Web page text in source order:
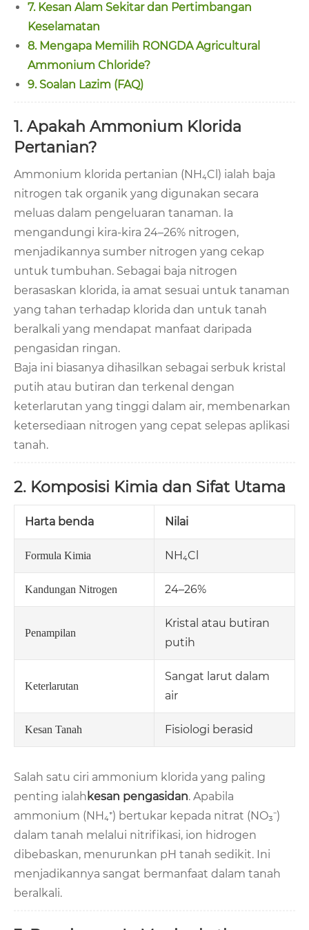
7. Kesan Alam Sekitar dan Pertimbangan
Keselamatan
8. Mengapa Memilih RONGDA Agricultural
Ammonium Chloride?
9. Soalan Lazim (FAQ)
1. Apakah Ammonium Klorida
Pertanian?
Ammonium klorida pertanian (NH₄Cl) ialah baja
nitrogen tak organik yang digunakan secara
meluas dalam pengeluaran tanaman. Ia
mengandungi kira-kira 24–26% nitrogen,
menjadikannya sumber nitrogen yang cekap
untuk tumbuhan. Sebagai baja nitrogen
berasaskan klorida, ia amat sesuai untuk tanaman
yang tahan terhadap klorida dan untuk tanah
beralkali yang mendapat manfaat daripada
pengasidan ringan.
Baja ini biasanya dihasilkan sebagai serbuk kristal
putih atau butiran dan terkenal dengan
keterlarutan yang tinggi dalam air, membenarkan
ketersediaan nitrogen yang cepat selepas aplikasi
tanah.
2. Komposisi Kimia dan Sifat Utama
Harta benda Nilai
Formula Kimia NH₄Cl
Kandungan Nitrogen 24–26%
Penampilan
Kristal atau butiran
putih
Keterlarutan
Sangat larut dalam
air
Kesan Tanah Fisiologi berasid
Salah satu ciri ammonium klorida yang paling
penting ialah kesan pengasidan. Apabila
ammonium (NH₄⁺) bertukar kepada nitrat (NO₃⁻)
dalam tanah melalui nitrifikasi, ion hidrogen
dibebaskan, menurunkan pH tanah sedikit. Ini
menjadikannya sangat bermanfaat dalam tanah
beralkali.